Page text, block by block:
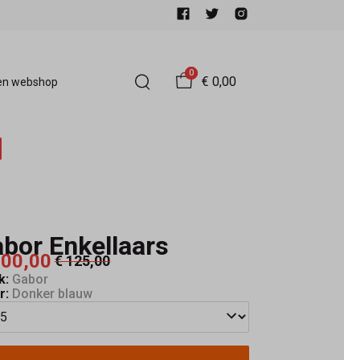
webshop
0
€ 0,00
Enkellaars
€ 125,00
Gabor
Donker blauw